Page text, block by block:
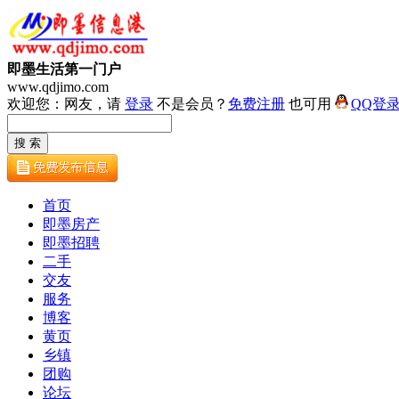
即墨生活第一门户
www.qdjimo.com
欢迎您：网友，请 登录 不是会员？ 免费注册 也可用 QQ登
首页
即墨房产
即墨招聘
二手
交友
服务
博客
黄页
乡镇
团购
论坛